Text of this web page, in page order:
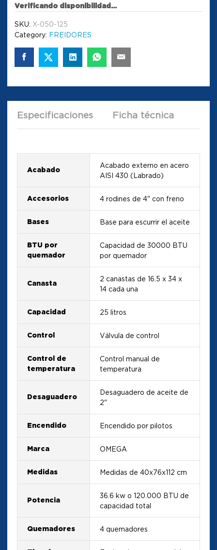
Verificando disponibilidad...
SKU: X-050-125
Category: FREIDORES
Especificaciones Ficha técnica
Acabado
Acabado externo en acero
AISI 430 (Labrado)
Accesorios 4 rodines de 4" con freno
Bases Base para escurrir el aceite
BTU por
quemador
Capacidad de 30000 BTU
por quemador
Canasta
2 canastas de 16.5 x 34 x
14 cada una
Capacidad 25 litros
Control Válvula de control
Control de
temperatura
Control manual de
temperatura
Desaguadero
Desaguadero de aceite de
2"
Encendido Encendido por pilotos
Marca OMEGA
Medidas Medidas de 40x76x112 cm
Potencia
36.6 kw o 120.000 BTU de
capacidad total
Quemadores 4 quemadores